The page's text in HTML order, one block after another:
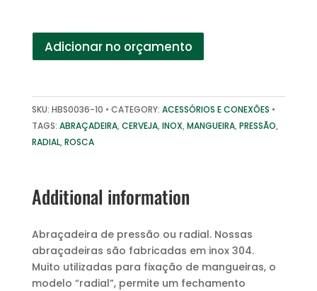
Adicionar no orçamento
SKU: HBS0036-10 CATEGORY: ACESSÓRIOS E CONEXÕES
TAGS: ABRAÇADEIRA,CERVEJA,INOX,MANGUEIRA,PRESSÃO,
RADIAL,ROSCA
Additional information
Abraçadeira de pressão ou radial. Nossas
abraçadeiras são fabricadas em inox 304.
Muito utilizadas para fixação de mangueiras, o
modelo “radial”, permite um fechamento